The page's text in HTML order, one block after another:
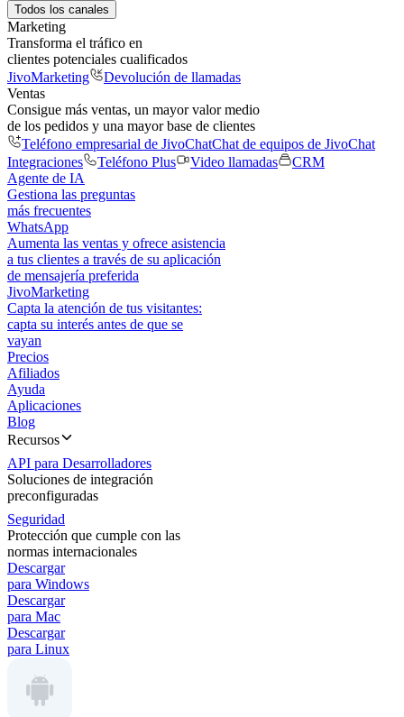
Todos los canales
Marketing
Transforma el tráfico en
clientes potenciales cualificados
JivoMarketing
Devolución de llamadas
Ventas
Consigue más ventas, un mayor valor medio
de los pedidos y una mayor base de clientes
Teléfono empresarial de JivoChatChat de equipos de JivoChat
Integraciones
Teléfono Plus Video llamadas
CRM
Agente de IA
Gestiona las preguntas
más frecuentes
WhatsApp
Aumenta las ventas y ofrece asistencia
a tus clientes a través de su aplicación
de mensajería preferida
JivoMarketing
Capta la atención de tus visitantes:
capta su interés antes de que se
vayan
Precios
Afiliados
Ayuda
Aplicaciones
Blog
Recursos
API para Desarrolladores
Soluciones de integración
preconfiguradas
Seguridad
Protección que cumple con las
normas internacionales
Descargar
para Windows
Descargar
para Mac
Descargar
para Linux